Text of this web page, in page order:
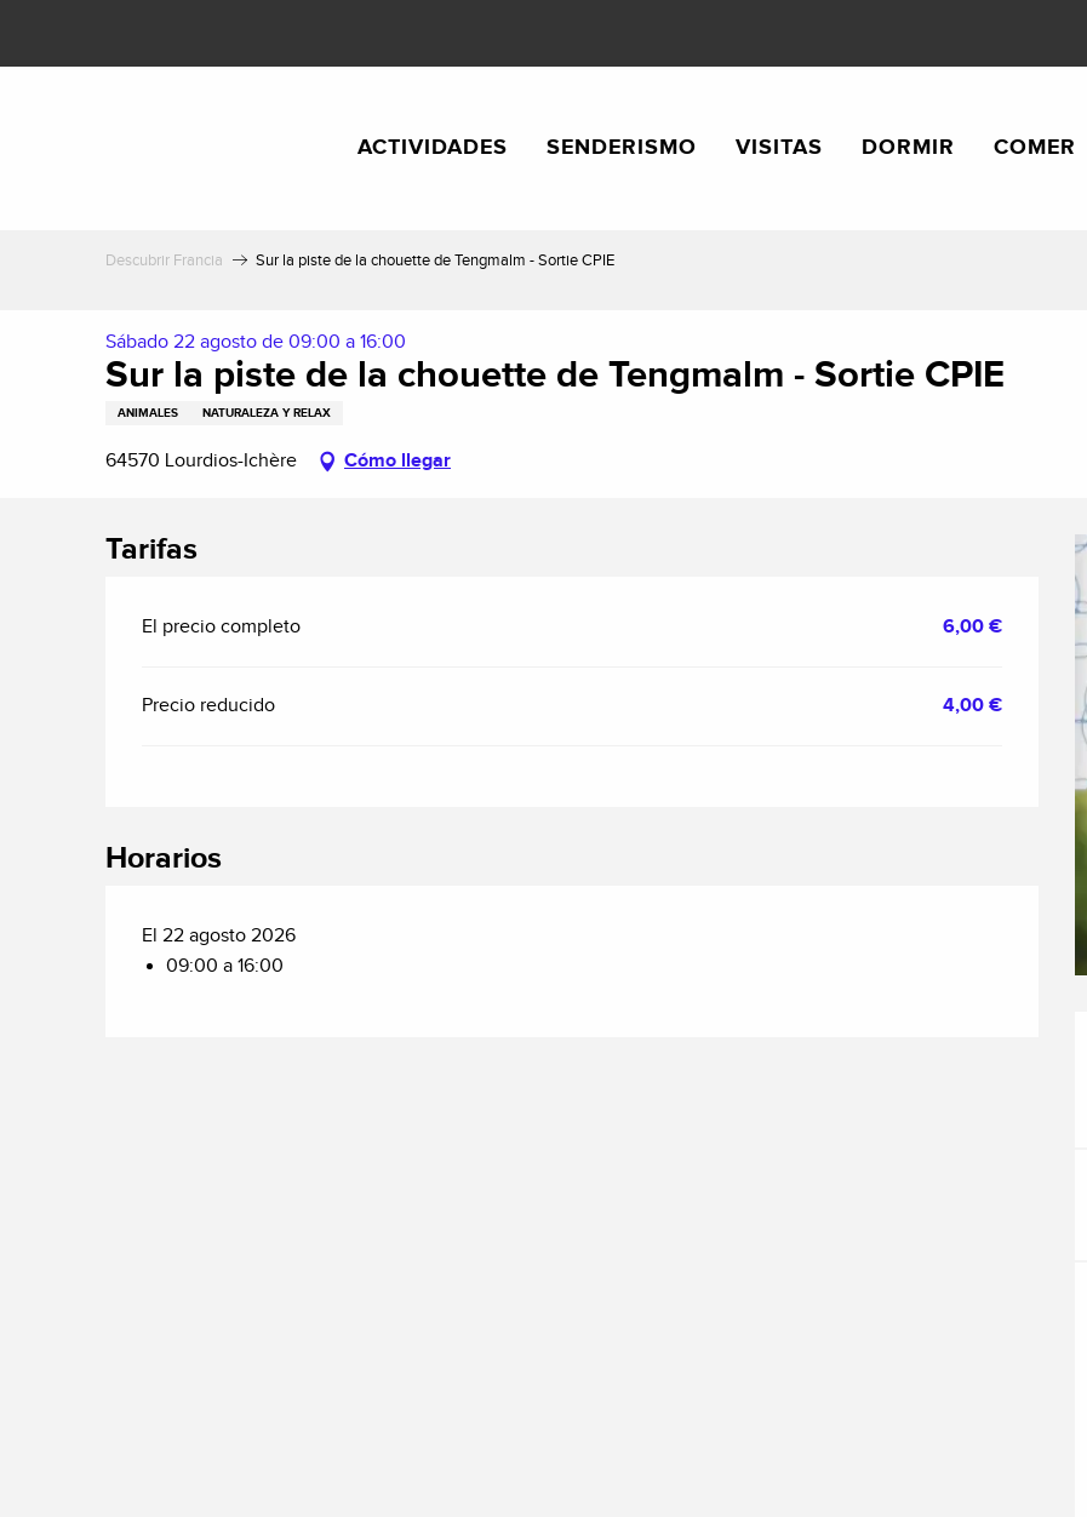
contenu
ACTIVIDADES SENDERISMO VISITAS DORMIR COMER
Descubrir Francia Sur la piste de la chouette de Tengmalm - Sortie CPIE
Sábado 22 agosto de 09:00 a 16:00
Sur la piste de la chouette de Tengmalm - Sortie CPIE
ANIMALES NATURALEZA Y RELAX
64570 Lourdios-Ichère Cómo llegar
Tarifas
El precio completo 6,00 €
Precio reducido 4,00 €
Horarios
El 22 agosto 2026
09:00 a 16:00